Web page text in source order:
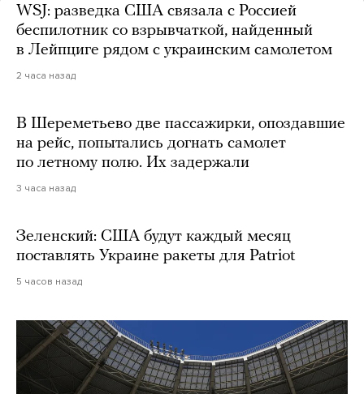
WSJ: разведка США связала с Россией
беспилотник со взрывчаткой, найденный
в Лейпциге рядом с украинским самолетом
2 часа назад
В Шереметьево две пассажирки, опоздавшие
на рейс, попытались догнать самолет
по летному полю. Их задержали
3 часа назад
Зеленский: США будут каждый месяц
поставлять Украине ракеты для Patriot
5 часов назад